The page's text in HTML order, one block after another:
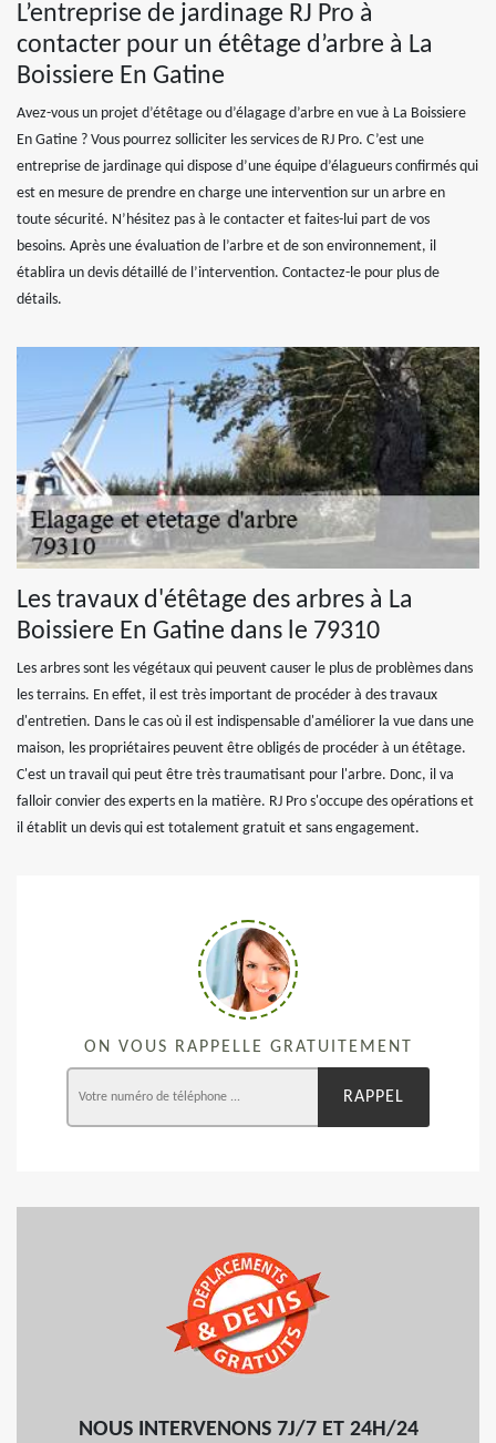
L’entreprise de jardinage RJ Pro à
contacter pour un étêtage d’arbre à La
Boissiere En Gatine
Avez-vous un projet d’étêtage ou d’élagage d’arbre en vue à La Boissiere
En Gatine ? Vous pourrez solliciter les services de RJ Pro. C’est une
entreprise de jardinage qui dispose d’une équipe d’élagueurs confirmés qui
est en mesure de prendre en charge une intervention sur un arbre en
toute sécurité. N’hésitez pas à le contacter et faites-lui part de vos
besoins. Après une évaluation de l’arbre et de son environnement, il
établira un devis détaillé de l’intervention. Contactez-le pour plus de
détails.
Les travaux d'étêtage des arbres à La
Boissiere En Gatine dans le 79310
Les arbres sont les végétaux qui peuvent causer le plus de problèmes dans
les terrains. En effet, il est très important de procéder à des travaux
d'entretien. Dans le cas où il est indispensable d'améliorer la vue dans une
maison, les propriétaires peuvent être obligés de procéder à un étêtage.
C'est un travail qui peut être très traumatisant pour l'arbre. Donc, il va
falloir convier des experts en la matière. RJ Pro s'occupe des opérations et
il établit un devis qui est totalement gratuit et sans engagement.
ON VOUS RAPPELLE GRATUITEMENT
NOUS INTERVENONS 7J/7 ET 24H/24